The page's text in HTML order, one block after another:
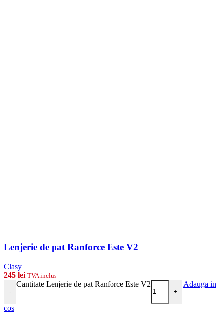
Lenjerie de pat Ranforce Este V2
Clasy
245 lei TVA inclus
-
Cantitate Lenjerie de pat Ranforce Este V2
+
Adauga in
cos